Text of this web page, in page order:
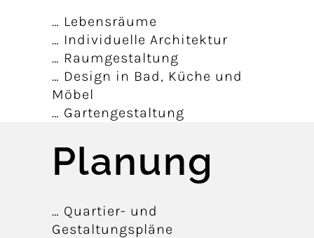
… Lebensräume
… Individuelle Architektur
… Raumgestaltung
… Design in Bad, Küche und
Möbel
… Gartengestaltung
Planung
… Quartier- und
Gestaltungspläne